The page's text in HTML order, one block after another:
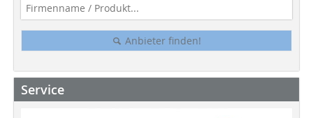
Anbieter finden!
Service